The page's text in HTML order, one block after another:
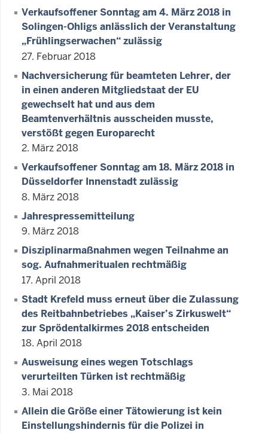
Verkaufsoffener Sonntag am 4. März 2018 in
Solingen-Ohligs anlässlich der Veranstaltung
„Frühlingserwachen“ zulässig
27. Februar 2018
Nachversicherung für beamteten Lehrer, der
in einen anderen Mitgliedstaat der EU
gewechselt hat und aus dem
Beamtenverhältnis ausscheiden musste,
verstößt gegen Europarecht
2. März 2018
Verkaufsoffener Sonntag am 18. März 2018 in
Düsseldorfer Innenstadt zulässig
8. März 2018
Jahrespressemitteilung
9. März 2018
Disziplinarmaßnahmen wegen Teilnahme an
sog. Aufnahmeritualen rechtmäßig
17. April 2018
Stadt Krefeld muss erneut über die Zulassung
des Reitbahnbetriebes „Kaiser’s Zirkuswelt“
zur Sprödentalkirmes 2018 entscheiden
18. April 2018
Ausweisung eines wegen Totschlags
verurteilten Türken ist rechtmäßig
3. Mai 2018
Allein die Größe einer Tätowierung ist kein
Einstellungshindernis für die Polizei in